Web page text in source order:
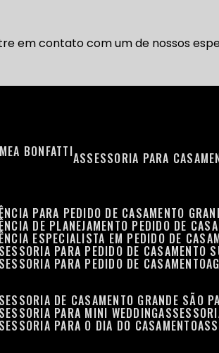
em contato com um de nossos
A BONFATTI ASSESSORIA PARA
PARA PEDIDO DE CASAMENTO
DE PLANEJAMENTO PEDIDO DE
ESPECIALISTA EM PEDIDO DE
PARA PEDIDO DE CASAMENTO
PARA PEDIDO DE CASAMENTO
DE CASAMENTO GRANDE SÃO
PARA MINI WEDDING
PARA O DIA DO CASAMENTO